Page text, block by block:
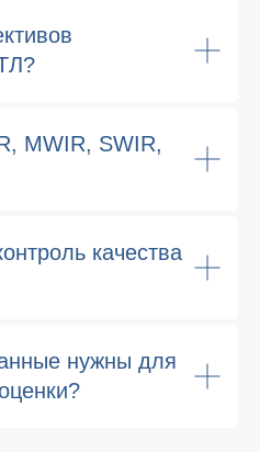
MWIR, SWIR,
качества
нужны для